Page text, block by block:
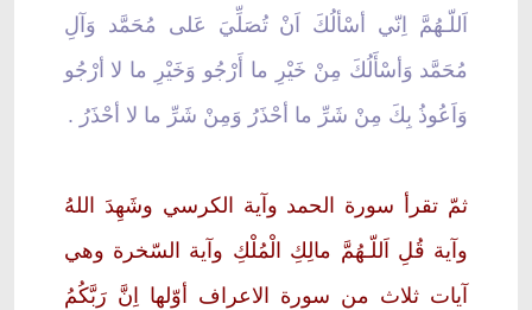
اَللّـهُمَّ اِنّي أسْألُكَ اَنْ تُصَلِّيَ عَلى مُحَمَّد وَآلِ
مُحَمَّد وَأسْأَلُكَ مِنْ خَيْرِ ما أَرْجُو وَخَيْرِ ما لا أرْجُو
وَاَعُوذُ بِكَ مِنْ شَرِّ ما أحْذَرُ وَمِنْ شَرِّ ما لا أحْذَرُ .
ثمّ تقرأ سورة الحمد وآية الكرسي وشَهِدَ اللهُ
وآية قُلِ اَللّـهُمَّ مالِكِ الْمُلْكِ وآية السّخرة وهي
آيات ثلاث من سورة الاعراف أوّلها اِنَّ رَبَّكُمُ